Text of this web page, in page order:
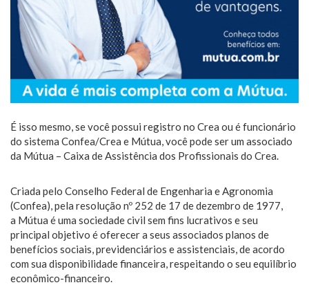
É isso mesmo, se você possui registro no Crea ou é funcionário
do sistema Confea/Crea e Mútua, você pode ser um associado
da Mútua – Caixa de Assistência dos Profissionais do Crea.
Criada pelo Conselho Federal de Engenharia e Agronomia
(Confea), pela resolução nº 252 de 17 de dezembro de 1977,
a Mútua é uma sociedade civil sem fins lucrativos e seu
principal objetivo é oferecer a seus associados planos de
benefícios sociais, previdenciários e assistenciais, de acordo
com sua disponibilidade financeira, respeitando o seu equilíbrio
econômico-financeiro.